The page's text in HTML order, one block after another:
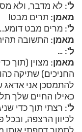
ל': לא מדבר, ולא
מאמן: תרים מבט!
ל': מרים מבט דומע..
מאמן: התשובה
ל': …
מאמן: מצוין (תוך
החניכים) שתיקה
להתמסכן אני אדאג
כאילו החיים שלך
ל': רצתי תוך כדי
לכיוון הרצפה,